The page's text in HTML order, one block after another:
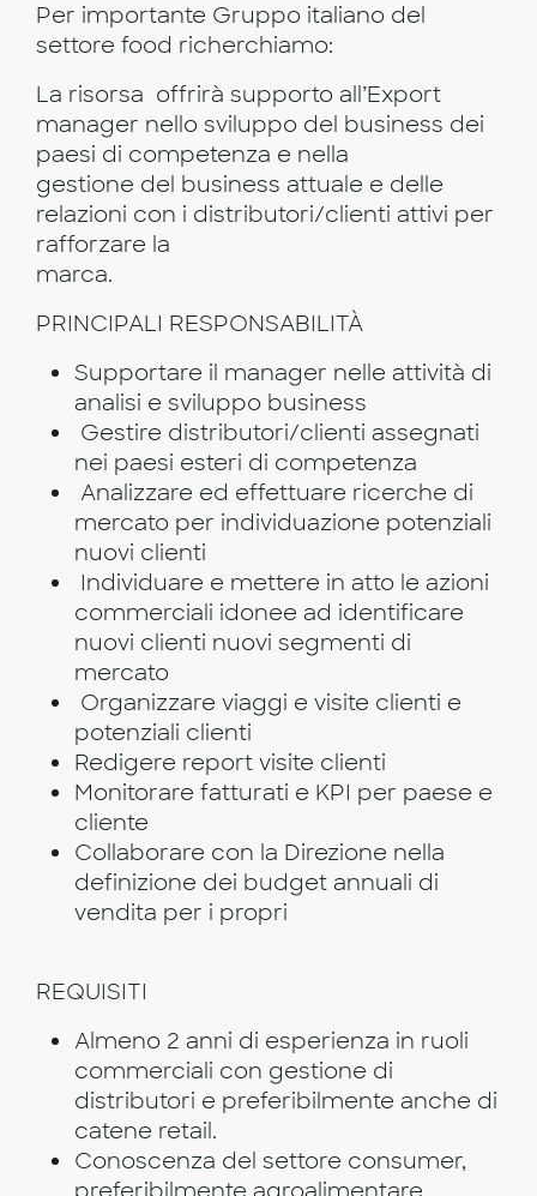
Per importante Gruppo italiano del
settore food richerchiamo:
La risorsa offrirà supporto all’Export
manager nello sviluppo del business dei
paesi di competenza e nella
gestione del business attuale e delle
relazioni con i distributori/clienti attivi per
rafforzare la
marca.
PRINCIPALI RESPONSABILITÀ
Supportare il manager nelle attività di
analisi e sviluppo business
Gestire distributori/clienti assegnati
nei paesi esteri di competenza
Analizzare ed effettuare ricerche di
mercato per individuazione potenziali
nuovi clienti
Individuare e mettere in atto le azioni
commerciali idonee ad identificare
nuovi clienti nuovi segmenti di
mercato
Organizzare viaggi e visite clienti e
potenziali clienti
Redigere report visite clienti
Monitorare fatturati e KPI per paese e
cliente
Collaborare con la Direzione nella
definizione dei budget annuali di
vendita per i propri
REQUISITI
Almeno 2 anni di esperienza in ruoli
commerciali con gestione di
distributori e preferibilmente anche di
catene retail.
Conoscenza del settore consumer,